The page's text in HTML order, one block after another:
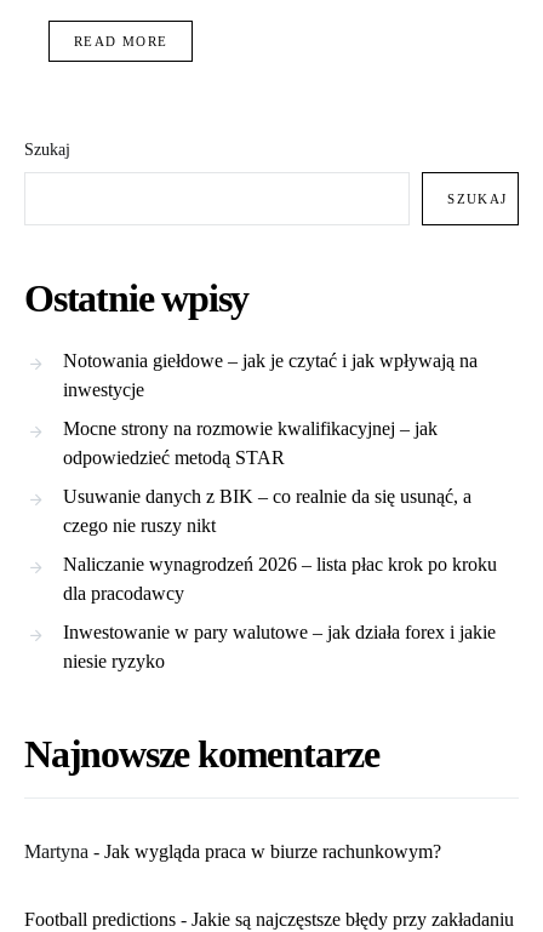
READ MORE
Szukaj
SZUKAJ
Ostatnie wpisy
Notowania giełdowe – jak je czytać i jak wpływają na
inwestycje
Mocne strony na rozmowie kwalifikacyjnej – jak
odpowiedzieć metodą STAR
Usuwanie danych z BIK – co realnie da się usunąć, a
czego nie ruszy nikt
Naliczanie wynagrodzeń 2026 – lista płac krok po kroku
dla pracodawcy
Inwestowanie w pary walutowe – jak działa forex i jakie
niesie ryzyko
Najnowsze komentarze
Martyna - ​Jak wygląda praca w biurze rachunkowym?
Football predictions - Jakie są najczęstsze błędy przy zakładaniu